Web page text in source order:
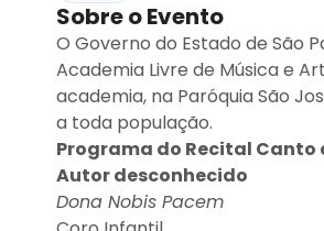
Sobre o Evento
O Governo do Estado de São
Academia Livre de Música e
academia, na Paróquia São
a toda população.
Programa do Recital Canto
Autor desconhecido
Dona Nobis Pacem